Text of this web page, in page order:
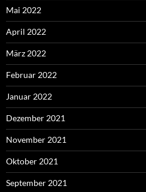
Mai 2022
April 2022
März 2022
Februar 2022
Januar 2022
Dezember 2021
November 2021
Oktober 2021
September 2021